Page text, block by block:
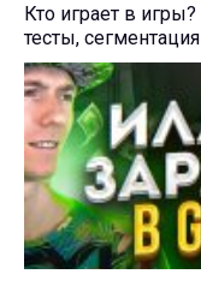
Кто играет в
тесты, сегментация